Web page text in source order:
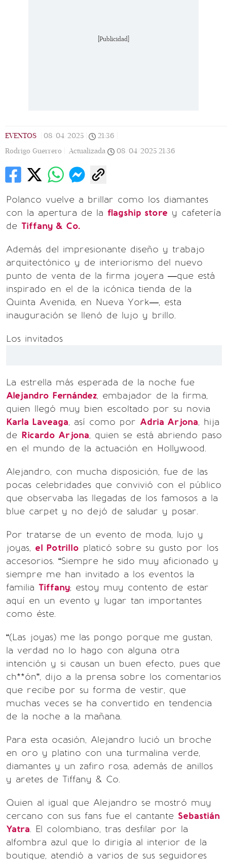
[Publicidad]
EVENTOS 08/04/2025 21:36
Rodrigo Guerrero |
Actualizada 08/04/2025 21:36
Polanco vuelve a brillar como los diamantes
con la apertura de la flagship store y cafetería
de Tiffany & Co.
Además del impresionante diseño y trabajo
arquitectónico y de interiorismo del nuevo
punto de venta de la firma joyera —que está
inspirado en el de la icónica tienda de la
Quinta Avenida, en Nueva York—, esta
inauguración se llenó de lujo y brillo.
Los invitados
La estrella más esperada de la noche fue
Alejandro Fernández, embajador de la firma,
quien llegó muy bien escoltado por su novia
Karla Laveaga, así como por Adria Arjona, hija
de Ricardo Arjona, quien se está abriendo paso
en el mundo de la actuación en Hollywood.
Alejandro, con mucha disposición, fue de las
pocas celebridades que convivió con el público
que observaba las llegadas de los famosos a la
blue carpet y no dejó de saludar y posar.
Por tratarse de un evento de moda, lujo y
joyas, el Potrillo platicó sobre su gusto por los
accesorios. “Siempre he sido muy aficionado y
siempre me han invitado a los eventos la
familia Tiffany; estoy muy contento de estar
aquí en un evento y lugar tan importantes
como éste.
“(Las joyas) me las pongo porque me gustan,
la verdad no lo hago con alguna otra
intención y si causan un buen efecto, pues que
ch**ón”, dijo a la prensa sobre los comentarios
que recibe por su forma de vestir, que
muchas veces se ha convertido en tendencia
de la noche a la mañana.
Para esta ocasión, Alejandro lució un broche
en oro y platino con una turmalina verde,
diamantes y un zafiro rosa, además de anillos
y aretes de Tiffany & Co.
Quien al igual que Alejandro se mostró muy
cercano con sus fans fue el cantante Sebastián
Yatra. El colombiano, tras desfilar por la
alfombra azul que lo dirigía al interior de la
boutique, atendió a varios de sus seguidores